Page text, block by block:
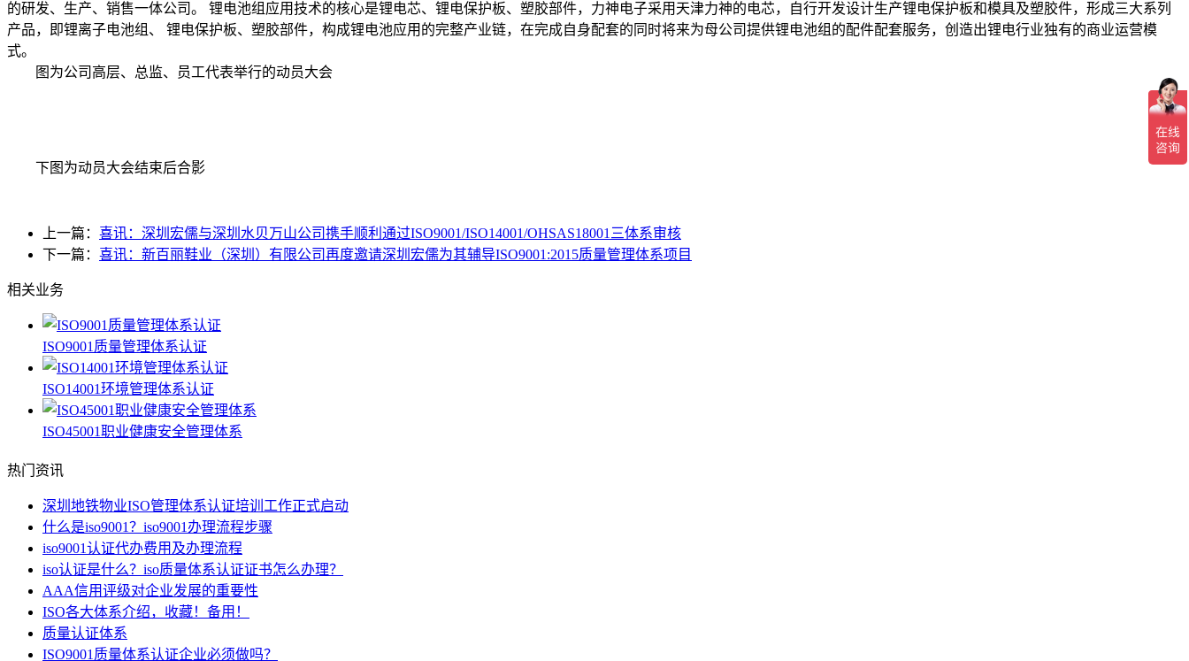
的研发、生产、销售一体公司。 锂电池组应用技术的核心是锂电芯、锂电保护板、塑胶部件，力神电子采用天津力神的电芯，自行开发设计生产锂电保护板和模具及塑胶件，形成三大系列
产品，即锂离子电池组、 锂电保护板、塑胶部件，构成锂电池应用的完整产业链，在完成自身配套的同时将来为母公司提供锂电池组的配件配套服务，创造出锂电行业独有的商业运营模
式。
图为公司高层、总监、员工代表举行的动员大会
下图为动员大会结束后合影
上一篇： 喜讯：深圳宏儒与深圳水贝万山公司携手顺利通过ISO9001/ISO14001/OHSAS18001三体系审核
下一篇： 喜讯：新百丽鞋业（深圳）有限公司再度邀请深圳宏儒为其辅导ISO9001:2015质量管理体系项目
相关业务
ISO9001质量管理体系认证
ISO14001环境管理体系认证
ISO45001职业健康安全管理体系
热门资讯
深圳地铁物业ISO管理体系认证培训工作正式启动
什么是iso9001？iso9001办理流程步骤
iso9001认证代办费用及办理流程
iso认证是什么？iso质量体系认证证书怎么办理？
AAA信用评级对企业发展的重要性
ISO各大体系介绍，收藏！备用！
质量认证体系
ISO9001质量体系认证企业必须做吗？